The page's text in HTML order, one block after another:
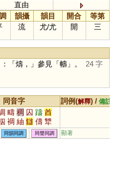
直由
韻攝 韻目 開合
等第
流 尤/尤 開 三
「燽，」參見「幬」。 24 字
同音字 詞例(解釋) / 備註
疇 稠 囚 躊 酋
裯 紬 讎 儔 犨
懤 詶 崷 唒 嬦
薵 絒 鰽 鯦 恘
同韻同調 同聲同調 顯著